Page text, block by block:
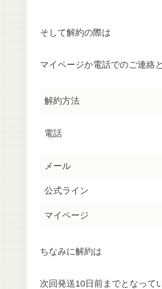
そして解約の際は
マイページか電話でのご連絡
解約方法
電話
メール
公式ライン
マイページ
ちなみに解約は
次回発送10日前までとなって